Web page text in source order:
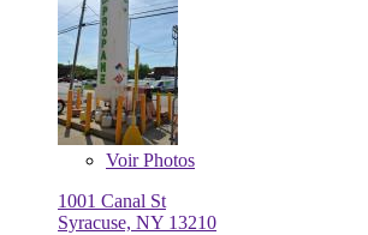
VoirPhotos
1001 Canal St
Syracuse, NY 13210